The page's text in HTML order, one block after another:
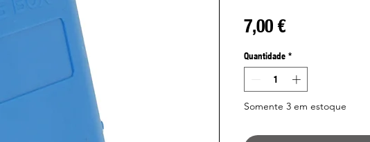
7,00 €Preço
Quantidade *
Somente 3 em estoque